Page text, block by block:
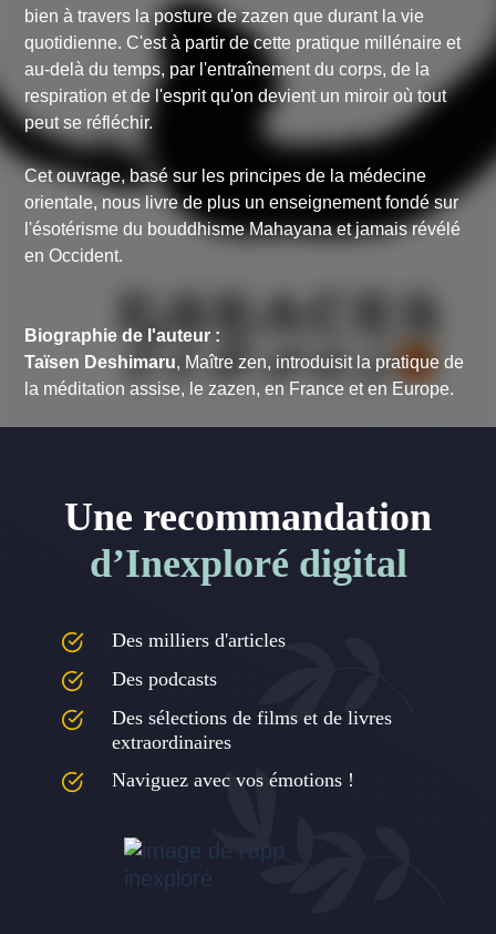
bien à travers la posture de zazen que durant la vie
quotidienne. C'est à partir de cette pratique millénaire et
au-delà du temps, par l'entraînement du corps, de la
respiration et de l'esprit qu'on devient un miroir où tout
peut se réfléchir.
Cet ouvrage, basé sur les principes de la médecine
orientale, nous livre de plus un enseignement fondé sur
l'ésotérisme du bouddhisme Mahayana et jamais révélé
en Occident.
Biographie de l'auteur :
Taïsen Deshimaru, Maître zen, introduisit la pratique de
la méditation assise, le zazen, en France et en Europe.
Une recommandation
d’Inexploré digital
Des milliers d'articles
Des podcasts
Des sélections de films et de livres
extraordinaires
Naviguez avec vos émotions !